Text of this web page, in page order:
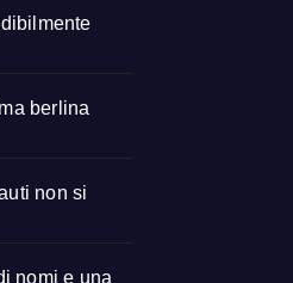
berlina
non si
nomi e una